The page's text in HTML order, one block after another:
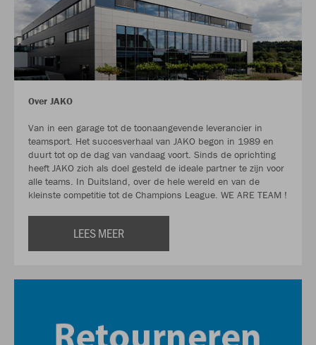
Over JAKO
Van in een garage tot de toonaangevende leverancier in
teamsport. Het succesverhaal van JAKO begon in 1989 en
duurt tot op de dag van vandaag voort. Sinds de oprichting
heeft JAKO zich als doel gesteld de ideale partner te zijn voor
alle teams. In Duitsland, over de hele wereld en van de
kleinste competitie tot de Champions League. WE ARE TEAM !
LEES MEER